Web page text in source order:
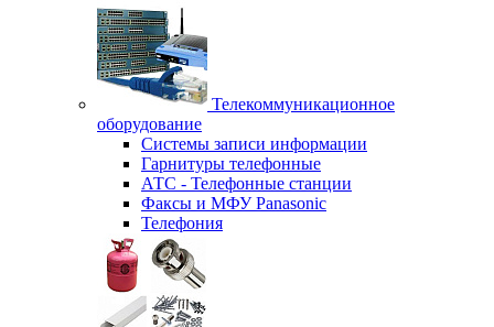
Телекоммуникационное
оборудование
Системы записи информации
Гарнитуры телефонные
АТС - Телефонные станции
Факсы и МФУ Panasonic
Телефония